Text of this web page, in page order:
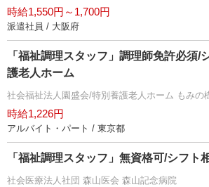
時給1,550円～1,700円
派遣社員 / 大阪府
「福祉調理スタッフ」調理師免許必須/
護老人ホーム
社会福祉法人園盛会/特別養護老人ホーム もみの
時給1,226円
アルバイト・パート / 東京都
「福祉調理スタッフ」無資格可/シフト
社会医療法人社団 森山医会 森山記念病院